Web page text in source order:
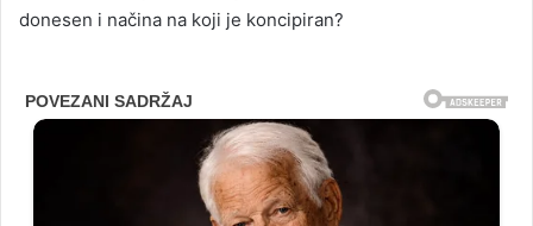
donesen i načina na koji je koncipiran?